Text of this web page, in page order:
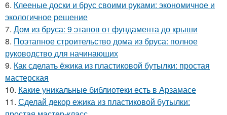
6. Клееные доски и брус своими руками: экономичное и
экологичное решение
7. Дом из бруса: 9 этапов от фундамента до крыши
8. Поэтапное строительство дома из бруса: полное
руководство для начинающих
9. Как сделать ёжика из пластиковой бутылки: простая
мастерская
10. Какие уникальные библиотеки есть в Арзамасе
11. Сделай декор ежика из пластиковой бутылки: